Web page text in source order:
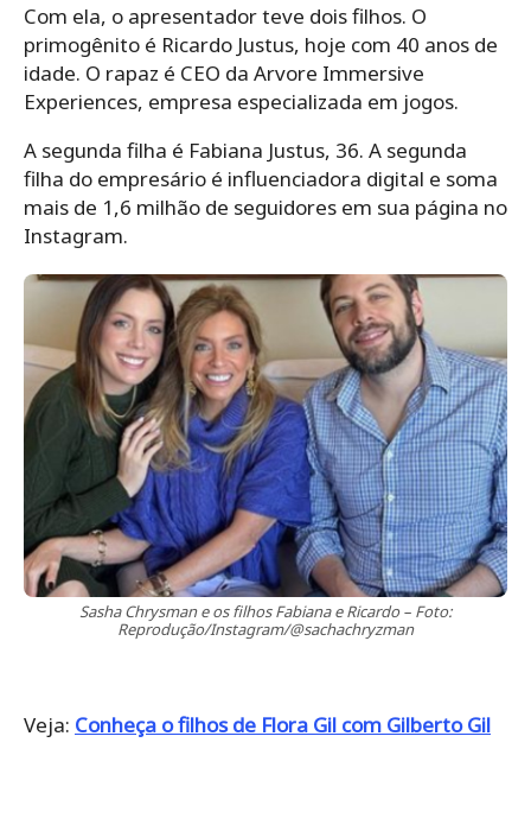
Com ela, o apresentador teve dois filhos. O
primogênito é Ricardo Justus, hoje com 40 anos de
idade. O rapaz é CEO da Arvore Immersive
Experiences, empresa especializada em jogos.
A segunda filha é Fabiana Justus, 36. A segunda
filha do empresário é influenciadora digital e soma
mais de 1,6 milhão de seguidores em sua página no
Instagram.
Sasha Chrysman e os filhos Fabiana e Ricardo – Foto:
Reprodução/Instagram/@sachachryzman
Veja: Conheça o filhos de Flora Gil com Gilberto Gil